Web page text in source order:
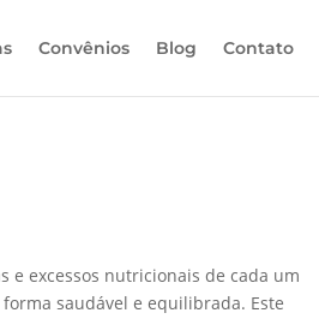
Convênios Blog Contato
e excessos nutricionais de cada um
saudável e equilibrada. Este